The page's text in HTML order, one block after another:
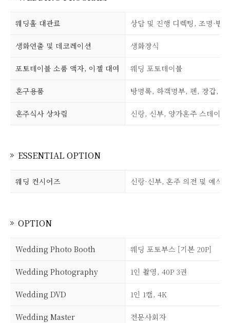
웨딩홀 대관료 상담 및 진행 디렉팅, 조명·빔
생화연출 및 데코레이션 생화장식
포토테이블 소품 액자, 이젤 대여 웨딩 포토테이블
혼구용품 방명록, 하객명부, 펜, 장갑,
혼주식사 상차림 신랑, 신부, 양가혼주 스테이크
ESSENTIAL OPTION
웨딩 컨시어즈 신랑·신부, 혼주 의전 및 예식
OPTION
Wedding Photo Booth 웨딩 포토부스 [기본 20P]
Wedding Photography 1인 촬영, 40P 3권
Wedding DVD 1인 1캠, 4K
Wedding Master 전문사회자